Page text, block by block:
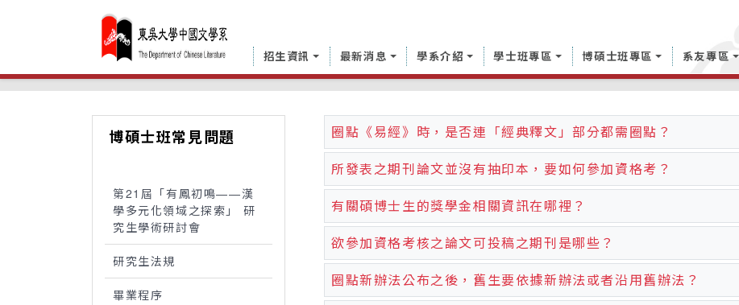
招生資訊 最新消息 學系介紹 學士班專區 博碩士班專區 系友專區
中國文學系 博碩士班專區 博碩士班常見問題
博碩士班常見問題
第21屆「有鳳初鳴——漢
學多元化領域之探索」 研
究生學術研討會
研究生法規
畢業程序
圈點《易經》時，是否連「經典釋文」部分都需圈點？
所發表之期刊論文並沒有抽印本，要如何參加資格考？
有關碩博士生的獎學金相關資訊在哪裡？
欲參加資格考核之論文可投稿之期刊是哪些？
圈點新辦法公布之後，舊生要依據新辦法或者沿用舊辦法？